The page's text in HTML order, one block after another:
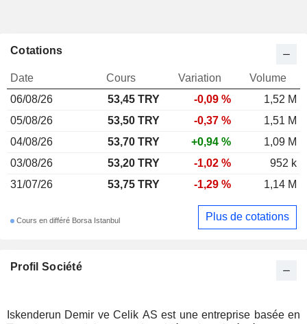
Profil Société
Iskenderun Demir ve Celik AS est une entreprise basée en
Cotations
Date Cours Variation
Volume
06/08/26
53,45 TRY -0,09 %
1,52 M
05/08/26
53,50 TRY -0,37 %
1,51 M
04/08/26
53,70 TRY +0,94 %
1,09 M
03/08/26
53,20 TRY -1,02 %
952 k
31/07/26
53,75 TRY -1,29 % 1,14 M
Cours en différé Borsa Istanbul Plus de cotations